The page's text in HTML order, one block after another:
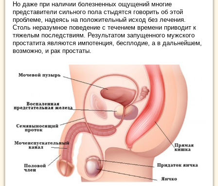
Но даже при наличии болезненных ощущений многие
представители сильного пола стыдятся говорить об этой
проблеме, надеясь на положительный исход без лечения.
Столь неразумное поведение с течением времени приводит к
тяжелым последствиям. Результатом запущенного мужского
простатита являются импотенция, бесплодие, а в дальнейшем,
возможно, и рак простаты.